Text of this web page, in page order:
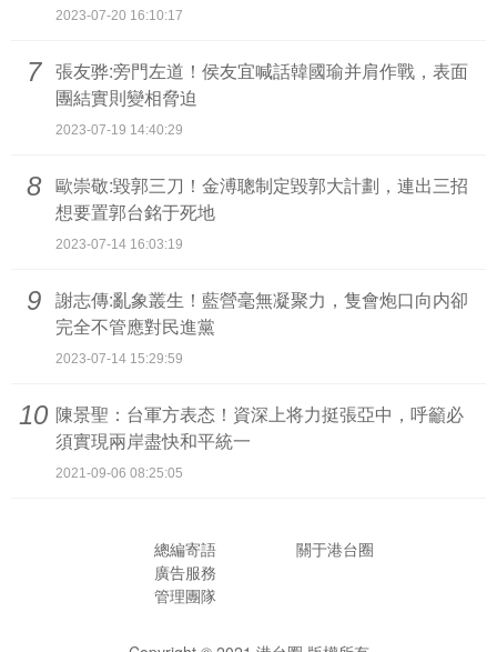
2023-07-20 16:10:17
張友骅:旁門左道！侯友宜喊話韓國瑜并肩作戰，表面
團結實則變相脅迫
2023-07-19 14:40:29
7
歐崇敬:毀郭三刀！金溥聰制定毀郭大計劃，連出三招
想要置郭台銘于死地
2023-07-14 16:03:19
8
謝志傳:亂象叢生！藍營毫無凝聚力，隻會炮口向内卻
完全不管應對民進黨
2023-07-14 15:29:59
9
陳景聖：台軍方表态！資深上将力挺張亞中，呼籲必
須實現兩岸盡快和平統一
2021-09-06 08:25:05
10
關于港台圈
總編寄語
廣告服務
管理團隊